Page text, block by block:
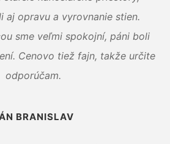
aj opravu a vyrovnanie stien.
sme veľmi spokojní, páni boli
Cenovo tiež fajn, takže určite
odporúčam.
BRANISLAV